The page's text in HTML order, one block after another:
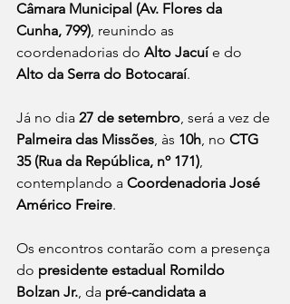
Câmara Municipal (Av. Flores da
Cunha, 799), reunindo as
coordenadorias do Alto Jacuí e do
Alto da Serra do Botocaraí.
Já no dia 27 de setembro, será a vez de
Palmeira das Missões, às 10h, no CTG
35 (Rua da República, nº 171),
contemplando a Coordenadoria José
Américo Freire.
Os encontros contarão com a presença
do presidente estadual Romildo
Bolzan Jr., da pré-candidata a